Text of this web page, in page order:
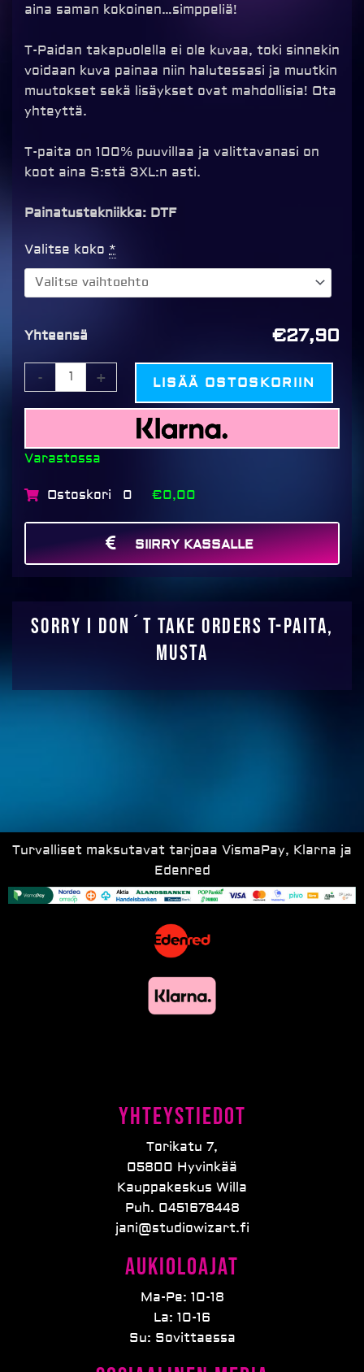
aina saman kokoinen…simppeliä!
T-Paidan takapuolella ei ole kuvaa, toki sinnekin
voidaan kuva painaa niin halutessasi ja muutkin
muutokset sekä lisäykset ovat mahdollisia! Ota
yhteyttä.
T-paita on 100% puuvillaa ja valittavanasi on
koot aina S:stä 3XL:n asti.
Painatustekniikka: DTF
Valitse koko *
Yhteensä €27,90
-
Sorry
I
don
take
paita,
musta
+ LISÄÄ OSTOSKORIIN
Varastossa
Ostoskori 0 €0,00
SIIRRY KASSALLE
Sorry I don´t take orders T-paita,
musta
Turvalliset maksutavat tarjoaa VismaPay, Klarna ja
Edenred
Yhteystiedot
Torikatu 7,
05800 Hyvinkää
Kauppakeskus Willa
Puh. 0451678448
jani@studiowizart.fi
Aukioloajat
Ma-Pe: 10-18
La: 10-16
Su: Sovittaessa